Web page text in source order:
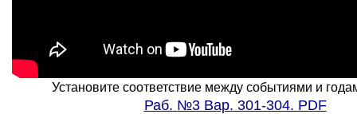
Установите соответствие между событиями и
Раб. №3 Вар. 301-304. PDF